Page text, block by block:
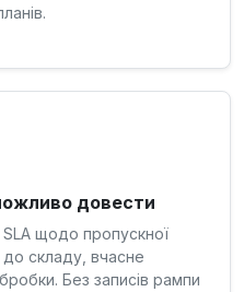
довести
щодо пропускної
складу, вчасне
Без записів рампи